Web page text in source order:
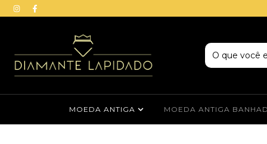
MOEDA ANTIGA MOEDA ANTIGA